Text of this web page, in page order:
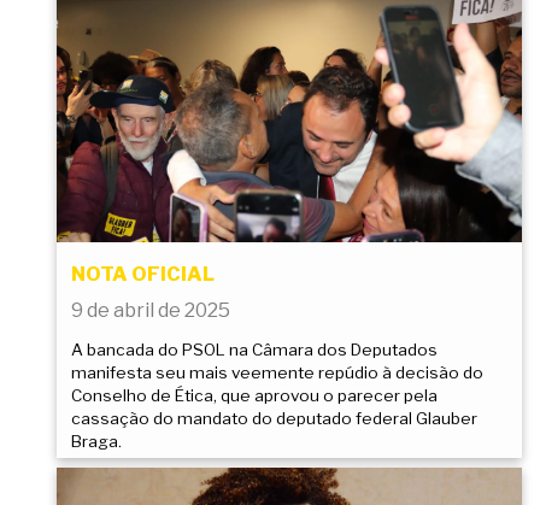
NOTA OFICIAL
9 de abril de 2025
A bancada do PSOL na Câmara dos Deputados
manifesta seu mais veemente repúdio à decisão do
Conselho de Ética, que aprovou o parecer pela
cassação do mandato do deputado federal Glauber
Braga.